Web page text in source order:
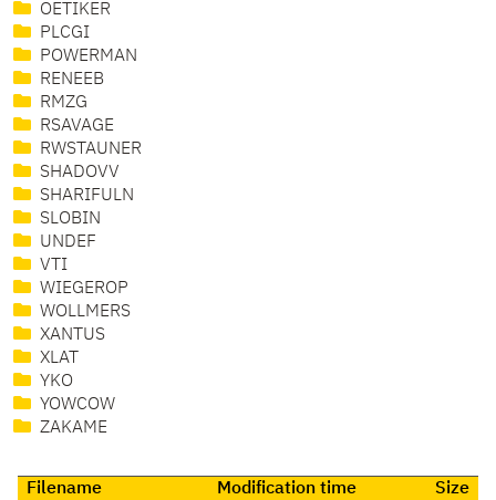
OETIKER
PLCGI
POWERMAN
RENEEB
RMZG
RSAVAGE
RWSTAUNER
SHADOVV
SHARIFULN
SLOBIN
UNDEF
VTI
WIEGEROP
WOLLMERS
XANTUS
XLAT
YKO
YOWCOW
ZAKAME
Filename Modification time
Size